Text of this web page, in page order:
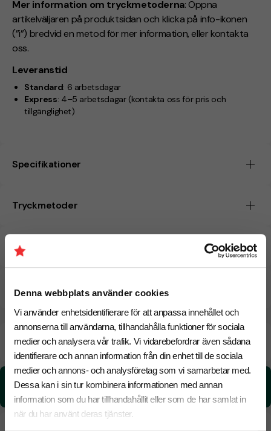
Denna webbplats använder cookies
Vi använder enhetsidentifierare för att anpassa innehållet och
annonserna till användarna, tillhandahålla funktioner för sociala
medier och analysera vår trafik. Vi vidarebefordrar även sådana
identifierare och annan information från din enhet till de sociala
medier och annons- och analysföretag som vi samarbetar med.
Dessa kan i sin tur kombinera informationen med annan
information som du har tillhandahållit eller som de har samlat in
när du har använt deras tjänster.
Mer information om tryckmetoderna: Öppna
artikelväljaren på produktsidan och klicka på info-ikonen
(”i”) bredvid en metod för mer information, eller kontakta
oss.
Leveranstid
Standard: 6 arbetsdagar
Express: 4–5 arbetsdagar (kontakta oss för pris och
tillgänglighet)
Specifikationer
Tryckmetoder
Pristabell
CO₂e -avtryck
18 Augusti Beräknad leveranstid: 6 arbetsdagar
CO₂e -avtryck:
8,7406925042163 kg CO₂e / per styck